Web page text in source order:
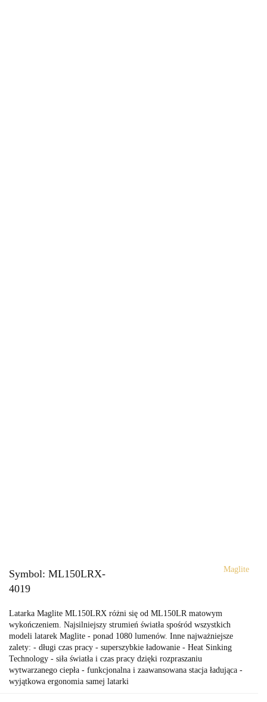
Symbol: ML150LRX-
4019
Maglite
Latarka Maglite ML150LRX różni się od ML150LR matowym
wykończeniem. Najsilniejszy strumień światła spośród wszystkich
modeli latarek Maglite - ponad 1080 lumenów. Inne najważniejsze
zalety: - długi czas pracy - superszybkie ładowanie - Heat Sinking
Technology - siła światła i czas pracy dzięki rozpraszaniu
wytwarzanego ciepła - funkcjonalna i zaawansowana stacja ładująca -
wyjątkowa ergonomia samej latarki